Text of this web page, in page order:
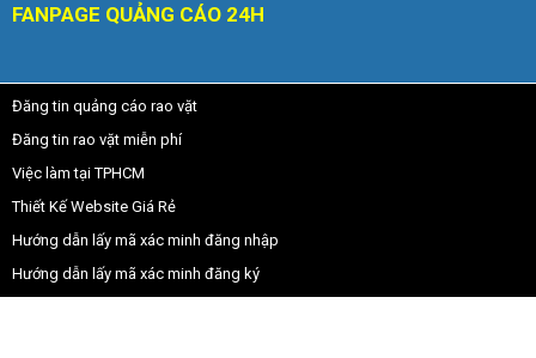
FANPAGE QUẢNG CÁO 24H
Đăng tin quảng cáo rao vặt
Đăng tin rao vặt miễn phí
Việc làm tại TPHCM
Thiết Kế Website Giá Rẻ
Hướng dẫn lấy mã xác minh đăng nhập
Hướng dẫn lấy mã xác minh đăng ký